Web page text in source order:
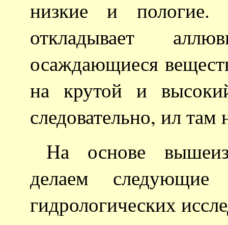
низкие и пологие.
откладывает
осаждающиеся
на крутой и
следовательно, ил там
На основе
делаем
гидрологических